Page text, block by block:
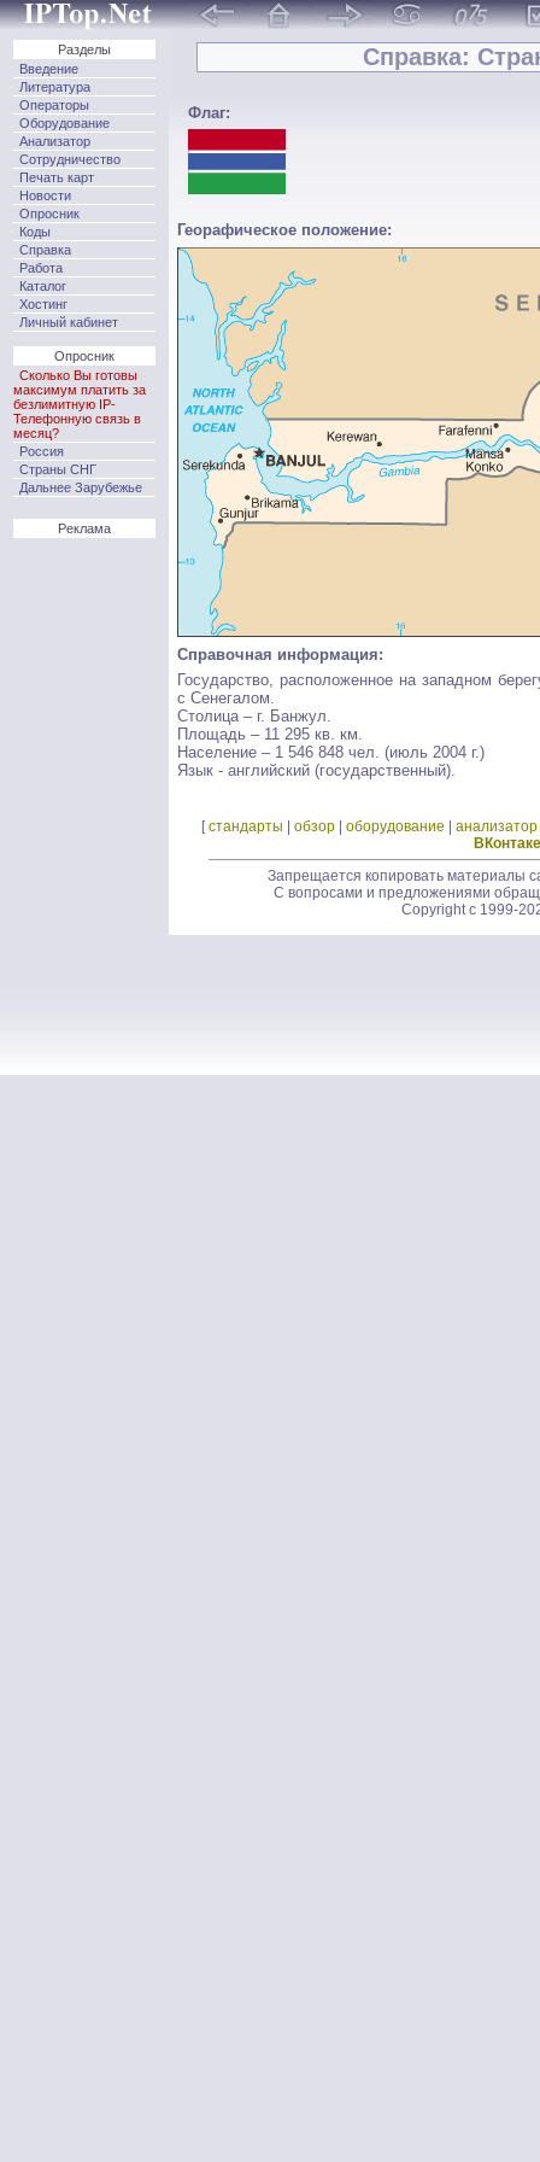
Разделы
Введение
Литература
Операторы
Оборудование
Анализатор
Сотрудничество
Печать карт
Новости
Опросник
Коды
Справка
Работа
Каталог
Хостинг
Личный кабинет
Опросник
Сколько Вы готовы
максимум платить за
безлимитную IP-
Телефонную связь в
месяц?
Россия
Страны СНГ
Дальнее Зарубежье
Реклама
Справка:
Флаг:
Георафическое положение:
Справочная информация:
Государство, расположенное на западном
с Сенегалом.
Столица – г. Банжул.
Площадь – 11 295 кв. км.
Население – 1 546 848 чел. (июль 2004 г.)
Язык - английский (государственный).
[стандарты обзор оборудование анализатор
ВКонтаке
Запрещается копировать материалы
С вопросами и предложениями
Copyright c 1999-